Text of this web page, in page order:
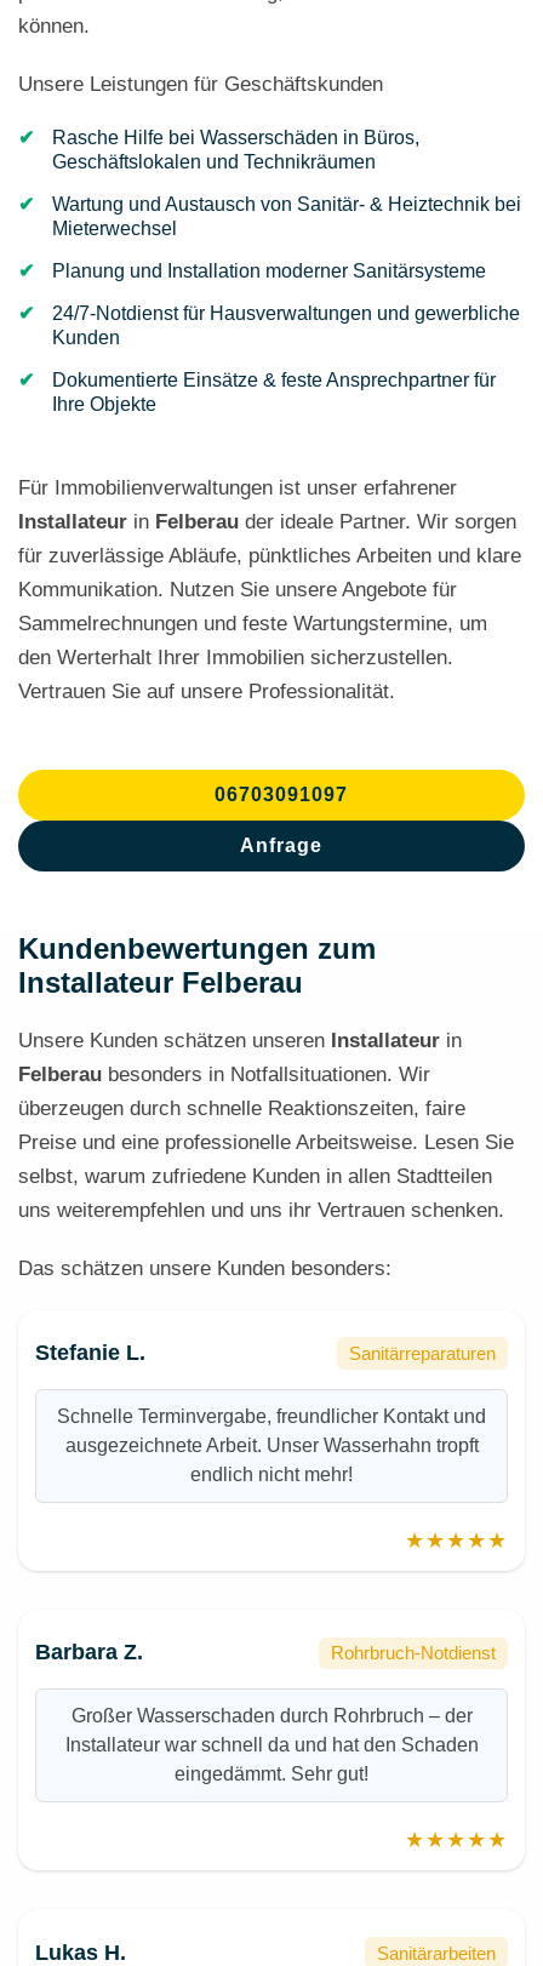
können.
Unsere Leistungen für Geschäftskunden
Rasche Hilfe bei Wasserschäden in Büros,
Geschäftslokalen und Technikräumen
Wartung und Austausch von Sanitär- & Heiztechnik bei
Mieterwechsel
Planung und Installation moderner Sanitärsysteme
24/7-Notdienst für Hausverwaltungen und gewerbliche
Kunden
Dokumentierte Einsätze & feste Ansprechpartner für
Ihre Objekte
Für Immobilienverwaltungen ist unser erfahrener
Installateur in Felberau der ideale Partner. Wir sorgen
für zuverlässige Abläufe, pünktliches Arbeiten und klare
Kommunikation. Nutzen Sie unsere Angebote für
Sammelrechnungen und feste Wartungstermine, um
den Werterhalt Ihrer Immobilien sicherzustellen.
Vertrauen Sie auf unsere Professionalität.
06703091097
Anfrage
Kundenbewertungen zum
Installateur Felberau
Unsere Kunden schätzen unseren Installateur in
Felberau besonders in Notfallsituationen. Wir
überzeugen durch schnelle Reaktionszeiten, faire
Preise und eine professionelle Arbeitsweise. Lesen Sie
selbst, warum zufriedene Kunden in allen Stadtteilen
uns weiterempfehlen und uns ihr Vertrauen schenken.
Das schätzen unsere Kunden besonders:
Stefanie L. Sanitärreparaturen
Schnelle Terminvergabe, freundlicher Kontakt und
ausgezeichnete Arbeit. Unser Wasserhahn tropft
endlich nicht mehr!
★★★★★
Barbara Z. Rohrbruch-Notdienst
Großer Wasserschaden durch Rohrbruch – der
Installateur war schnell da und hat den Schaden
eingedämmt. Sehr gut!
★★★★★
Lukas H. Sanitärarbeiten